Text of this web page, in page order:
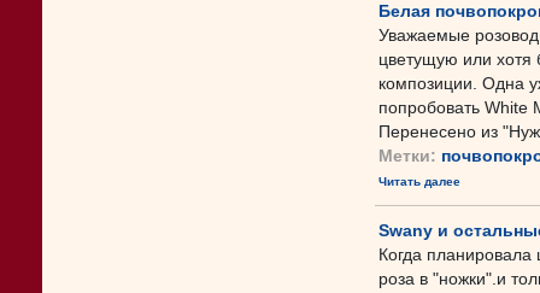
Белая
Уважаемые
цветущую или
композиции. Одна
попробовать White
Перенесено из
Метки:
Читать далее
Swany и
Когда планировала
роза в "ножки".и